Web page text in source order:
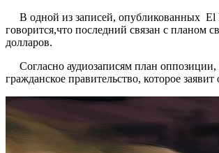
В одной из записей, опубликованных El
говорится,что последний связан с планом
долларов.
Согласно аудиозаписям план оппозиции,
гражданское правительство, которое